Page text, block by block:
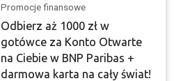
Promocje finansowe
Odbierz aż 1000 zł w
gotówce za Konto Otwarte
na Ciebie w BNP Paribas +
darmowa karta na cały świat!